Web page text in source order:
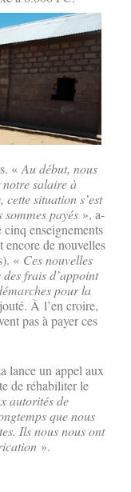
«Au début, nous
salaire à
situation s’est
sommes payés », a-
enseignements
encore de nouvelles
« Ces nouvelles
frais d’appoint
pour la
À l’en croire,
pas à payer ces
lance un appel aux
de réhabiliter le
autorités de
que nous
Ils nous nous ont
».